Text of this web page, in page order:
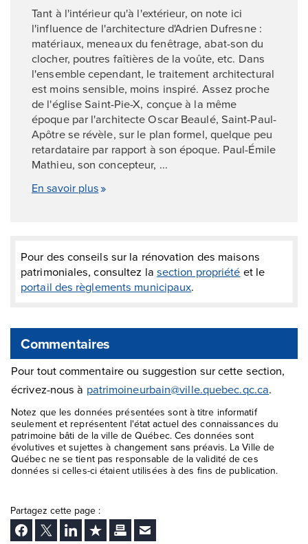
Tant à l'intérieur qu'à l'extérieur, on note ici
l'influence de l'architecture d'Adrien Dufresne :
matériaux, meneaux du fenêtrage, abat-son du
clocher, poutres faîtières de la voûte, etc. Dans
l'ensemble cependant, le traitement architectural
est moins sensible, moins inspiré. Assez proche
de l'église Saint-Pie-X, conçue à la même
époque par l'architecte Oscar Beaulé, Saint-Paul-
Apôtre se révèle, sur le plan formel, quelque peu
retardataire par rapport à son époque. Paul-Émile
Mathieu, son concepteur, ...
En savoir plus
Pour des conseils sur la rénovation des maisons
patrimoniales, consultez la section propriété et le
portail des règlements municipaux.
Commentaires
Pour tout commentaire ou suggestion sur cette section,
écrivez-nous à patrimoineurbain@ville.quebec.qc.ca.
Notez que les données présentées sont à titre informatif
seulement et représentent l'état actuel des connaissances du
patrimoine bâti de la ville de Québec. Ces données sont
évolutives et sujettes à changement sans préavis. La Ville de
Québec ne se tient pas responsable de la validité de ces
données si celles-ci étaient utilisées à des fins de publication.
Partagez cette page :
Facebook
Twitter LinkedInAjouter aux favoris
ImprimerEnvoyer Ã un ami